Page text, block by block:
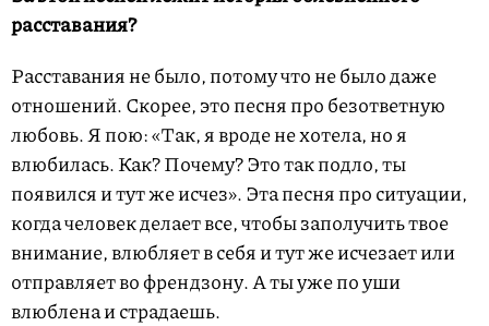
расставания?
Расставания не было, потому что не было даже
отношений. Скорее, это песня про безответную
любовь. Я пою: «Так, я вроде не хотела, но я
влюбилась. Как? Почему? Это так подло, ты
появился и тут же исчез». Эта песня про ситуации,
когда человек делает все, чтобы заполучить твое
внимание, влюбляет в себя и тут же исчезает или
отправляет во френдзону. А ты уже по уши
влюблена и страдаешь.